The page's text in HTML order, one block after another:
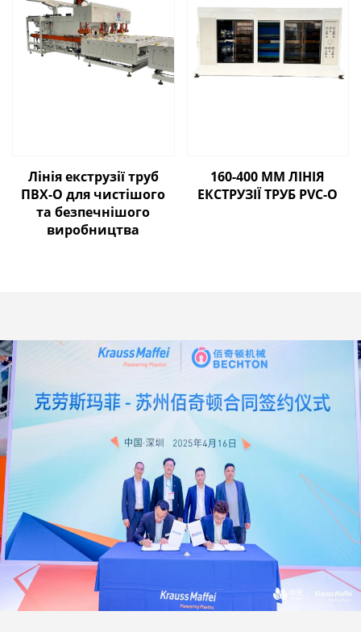
Лінія екструзії труб
ПВХ-О для чистішого
та безпечнішого
виробництва
160-400 ММ ЛІНІЯ
ЕКСТРУЗІЇ ТРУБ PVC-O